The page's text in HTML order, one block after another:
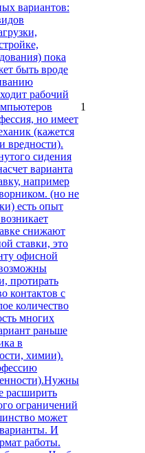
вариантов:
пока
быть вроде
рабочий
но имеет
(кажется
вредности).
сидения
варианта
например
(но не
есть опыт
снижают
ставки, это
офисной
протирать
контактов с
количество
многих
раньше
в
химии).
расширить
ограничений
может
И
работы.
1